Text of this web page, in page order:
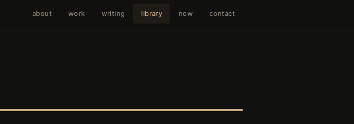
about work writing library now contact